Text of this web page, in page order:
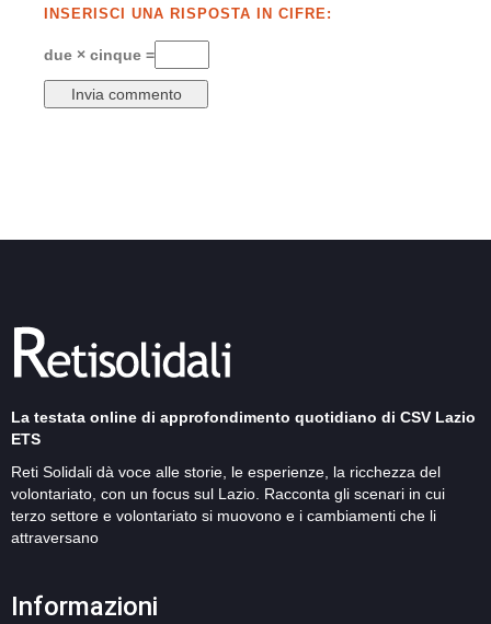
INSERISCI UNA RISPOSTA IN CIFRE:
due × cinque =
La testata online di approfondimento quotidiano di CSV Lazio
ETS
Reti Solidali dà voce alle storie, le esperienze, la ricchezza del
volontariato, con un focus sul Lazio. Racconta gli scenari in cui
terzo settore e volontariato si muovono e i cambiamenti che li
attraversano
Informazioni